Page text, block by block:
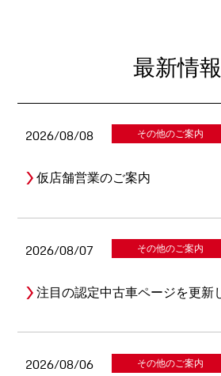
最新情報
2026/08/08 その他のご案内
仮店舗営業のご案内
2026/08/07 その他のご案内
注目の認定中古車ページを更新
2026/08/06 その他のご案内